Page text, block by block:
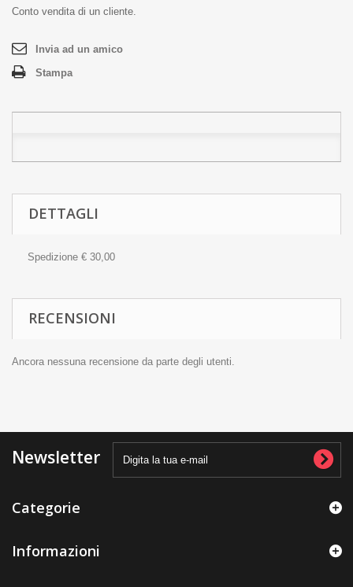
Conto vendita di un cliente.
Invia ad un amico
Stampa
DETTAGLI
Spedizione € 30,00
RECENSIONI
Ancora nessuna recensione da parte degli utenti.
Newsletter
Categorie
Informazioni